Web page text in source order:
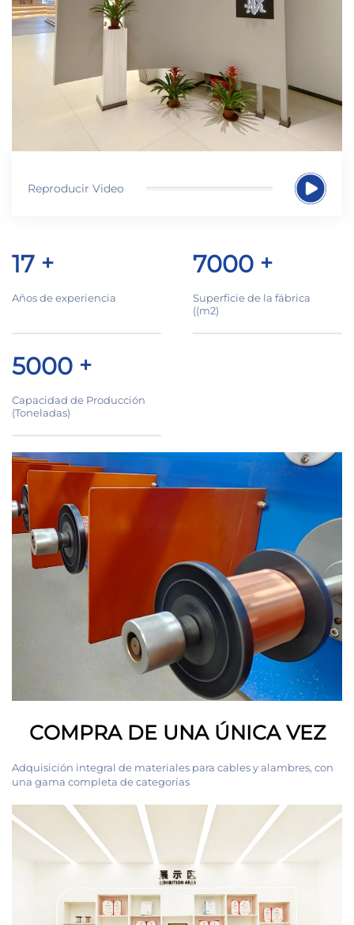
Reproducir Video
17 +
Años de experiencia
7000 +
Superficie de la fábrica
((m2)
5000 +
Capacidad de Producción
(Toneladas)
COMPRA DE UNA ÚNICA VEZ
Adquisición integral de materiales para cables y alambres, con
una gama completa de categorías